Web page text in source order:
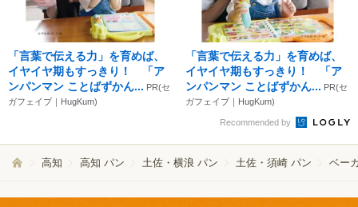
「言葉で伝える力」を育めば、
イヤイヤ期もすっきり！ 「ア
ンパンマン ことばずかん... PR(セ
ガフェイブ｜HugKum)
「言葉で伝える力」を育めば、
イヤイヤ期もすっきり！ 「ア
ンパンマン ことばずかん... PR(セ
ガフェイブ｜HugKum)
Recommended by
高知 高知 パン 土佐・横浪 パン 土佐・須崎 パン ベー